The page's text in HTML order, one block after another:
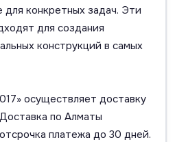
конкретных задач. Эти
для создания
конструкций в самых
осуществляет доставку
по Алматы
платежа до 30 дней.